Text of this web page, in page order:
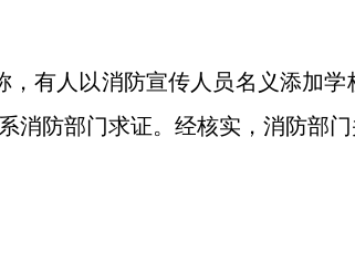
有人以消防宣传人员名义添加
防部门求证。经核实，消防部